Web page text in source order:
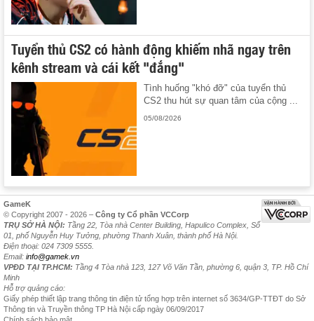
Tuyển thủ CS2 có hành động khiếm nhã ngay trên
kênh stream và cái kết "đắng"
Tình huống "khó đỡ" của tuyển thủ
CS2 thu hút sự quan tâm của cộng ...
05/08/2026
GameK
© Copyright 2007 - 2026 – Công ty Cổ phần VCCorp
TRỤ SỞ HÀ NỘI: Tầng 22, Tòa nhà Center Building, Hapulico Complex, Số
01, phố Nguyễn Huy Tưởng, phường Thanh Xuân, thành phố Hà Nội.
Điện thoại: 024 7309 5555.
Email: info@gamek.vn
VPĐD TẠI TP.HCM: Tầng 4 Tòa nhà 123, 127 Võ Văn Tần, phường 6, quận 3, TP. Hồ Chí
Minh
Hỗ trợ quảng cáo:
Giấy phép thiết lập trang thông tin điện tử tổng hợp trên internet số 3634/GP-TTĐT do Sở
Thông tin và Truyền thông TP Hà Nội cấp ngày 06/09/2017